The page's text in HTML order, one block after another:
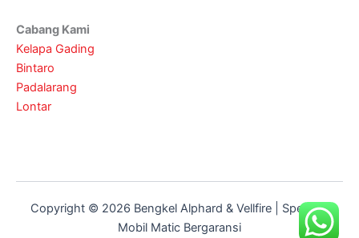
Cabang Kami
Kelapa Gading
Bintaro
Padalarang
Lontar
Copyright © 2026 Bengkel Alphard & Vellfire | Spesialis
Mobil Matic Bergaransi